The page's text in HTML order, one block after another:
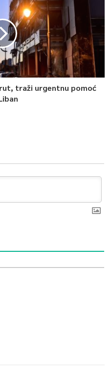
Rating
traži urgentnu pomoć